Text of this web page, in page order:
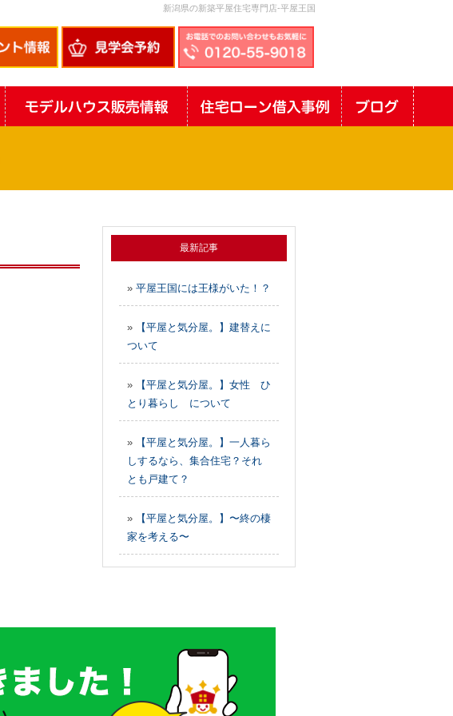
新潟県の新築平屋住宅専門店-平屋王国
最新記事
» 平屋王国には王様がいた！？
»
【平屋と気分屋。】建替えに
ついて
»
【平屋と気分屋。】女性 ひ
とり暮らし について
»
【平屋と気分屋。】一人暮ら
しするなら、集合住宅？それ
とも戸建て？
»
【平屋と気分屋。】〜終の棲
家を考える〜